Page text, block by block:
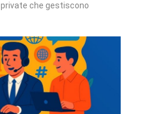
che gestiscono